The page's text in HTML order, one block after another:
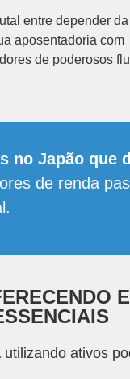
entre depender da
aposentadoria com
de poderosos
no Japão que
de renda
utilizando ativos